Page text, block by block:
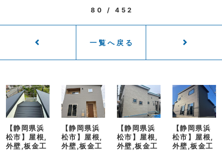
80 / 452
一覧へ戻る
【静岡県浜
松市】屋根,
外壁,板金工
【静岡県浜
松市】屋根,
外壁,板金工
【静岡県浜
松市】屋根,
外壁,板金工
【静岡県浜
松市】屋根,
外壁,板金工